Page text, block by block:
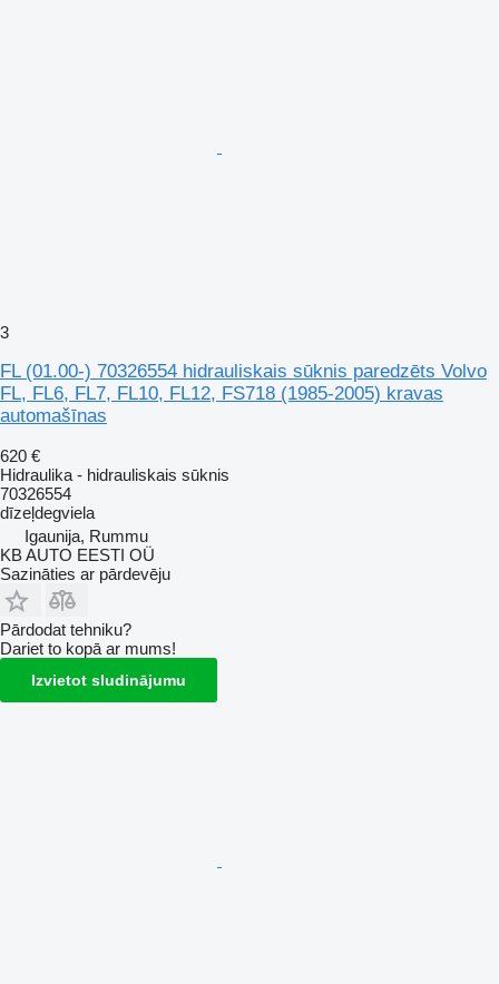
3
FL (01.00-) 70326554 hidrauliskais sūknis paredzēts Volvo
FL, FL6, FL7, FL10, FL12, FS718 (1985-2005) kravas
automašīnas
620 €
Hidraulika - hidrauliskais sūknis
70326554
dīzeļdegviela
Igaunija, Rummu
KB AUTO EESTI OÜ
Sazināties ar pārdevēju
Pārdodat tehniku?
Dariet to kopā ar mums!
Izvietot sludinājumu